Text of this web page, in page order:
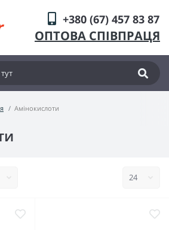
+380 (67) 457 83 87
ОПТОВА СПІВПРАЦЯ
Амінокислоти